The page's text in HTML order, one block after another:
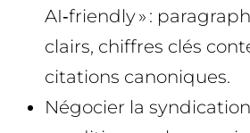
AI‑friendly » :
clairs, chiffres clés
citations canoniques.
Négocier la